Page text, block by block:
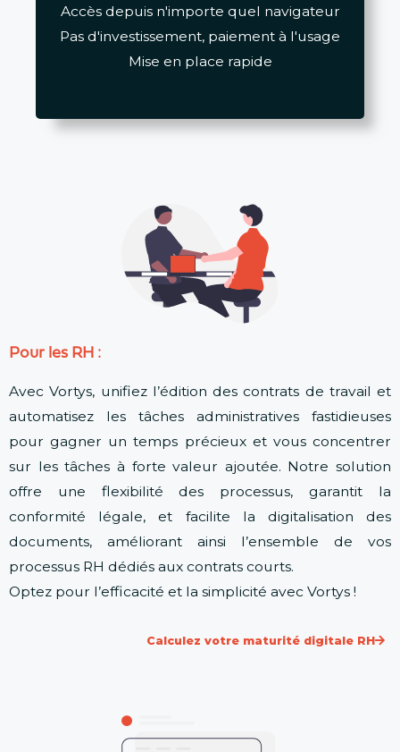
Accès depuis n'importe quel navigateur
Pas d'investissement, paiement à l'usage
Mise en place rapide
Pour les RH :
Avec Vortys, unifiez l’édition des contrats de travail et
automatisez les tâches administratives fastidieuses
pour gagner un temps précieux et vous concentrer
sur les tâches à forte valeur ajoutée. Notre solution
offre une flexibilité des processus, garantit la
conformité légale, et facilite la digitalisation des
documents, améliorant ainsi l’ensemble de vos
processus RH dédiés aux contrats courts.
Optez pour l’efficacité et la simplicité avec Vortys !
Calculez votre maturité digitale RH